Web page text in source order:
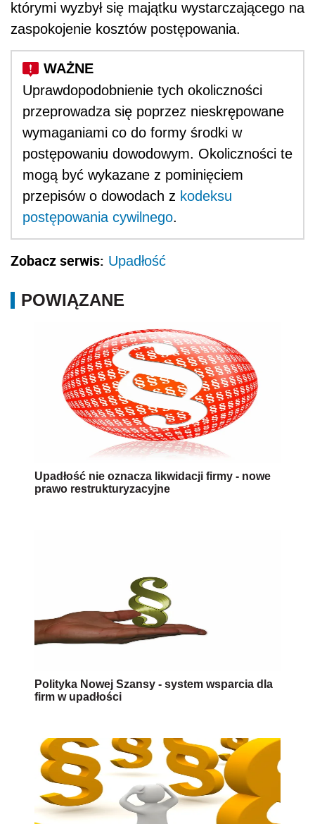
którymi wyzbył się majątku wystarczającego na
zaspokojenie kosztów postępowania.
Uprawdopodobnienie tych okoliczności
przeprowadza się poprzez nieskrępowane
wymaganiami co do formy środki w
postępowaniu dowodowym. Okoliczności te
mogą być wykazane z pominięciem
przepisów o dowodach z kodeksu
postępowania cywilnego.
Zobacz serwis: Upadłość
POWIĄZANE
Upadłość nie oznacza likwidacji firmy - nowe
prawo restrukturyzacyjne
Polityka Nowej Szansy - system wsparcia dla
firm w upadłości